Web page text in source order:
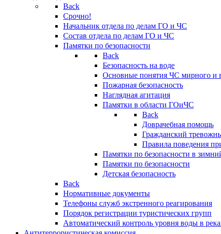
Back
Срочно!
Начальник отдела по делам ГО и ЧС
Состав отдела по делам ГО и ЧС
Памятки по безопасности
Back
Безопасность на воде
Основные понятия ЧС мирного и
Пожарная безопасность
Наглядная агитация
Памятки в области ГОиЧС
Back
Доврачебная помощь
Гражданский
Правила поведения
Памятки по безопасности в
Памятки по безопасности
Детская безопасность
Back
Нормативные документы
Телефоны служб экстренного реагирования
Порядок регистрации туристических групп
Автоматический контроль уровня воды в